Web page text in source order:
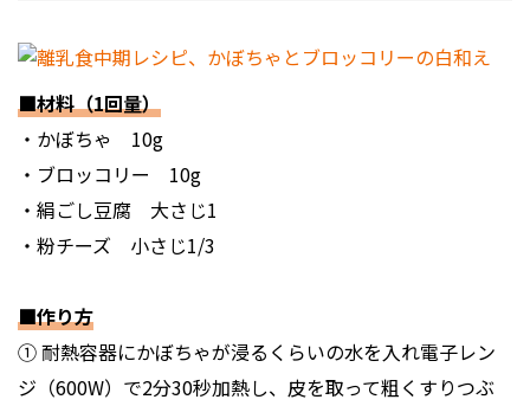
■材料（1回量）
・かぼちゃ 10g
・ブロッコリー 10g
・絹ごし豆腐 大さじ1
・粉チーズ 小さじ1/3
■作り方
① 耐熱容器にかぼちゃが浸るくらいの水を入れ電子レン
ジ（600W）で2分30秒加熱し、皮を取って粗くすりつぶ